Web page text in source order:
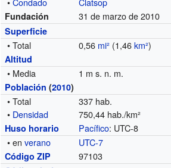
Fundación 31 de marzo de 2010
Superficie
• Total 0,56 mi² (1,46km²)
Altitud
• Media 1 m s. n. m.
Población (2010)
• Total
337 hab.
• Densidad 750,44 hab./km²
Huso horario Pacífico: UTC-8
• enverano UTC-7
Código ZIP 97103